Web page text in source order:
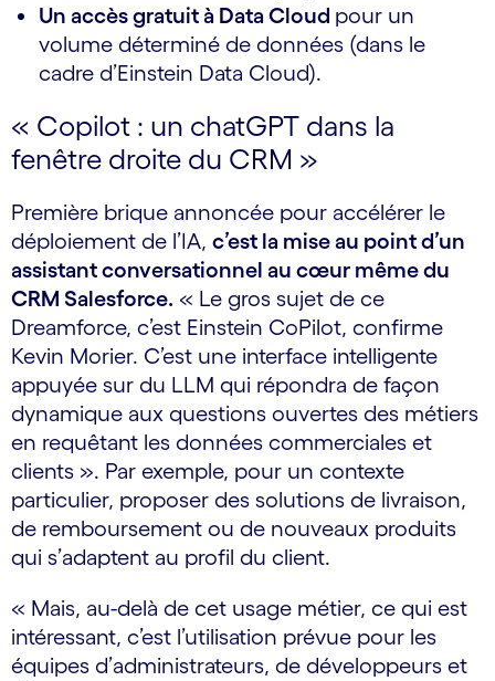
Un accès gratuit à Data Cloud pour un
volume déterminé de données (dans le
cadre d’Einstein Data Cloud).
« Copilot : un chatGPT dans la
fenêtre droite du CRM »
Première brique annoncée pour accélérer le
déploiement de l’IA, c’est la mise au point d’un
assistant conversationnel au cœur même du
CRM Salesforce. « Le gros sujet de ce
Dreamforce, c’est Einstein CoPilot, confirme
Kevin Morier. C’est une interface intelligente
appuyée sur du LLM qui répondra de façon
dynamique aux questions ouvertes des métiers
en requêtant les données commerciales et
clients ». Par exemple, pour un contexte
particulier, proposer des solutions de livraison,
de remboursement ou de nouveaux produits
qui s’adaptent au profil du client.
« Mais, au-delà de cet usage métier, ce qui est
intéressant, c’est l’utilisation prévue pour les
équipes d’administrateurs, de développeurs et